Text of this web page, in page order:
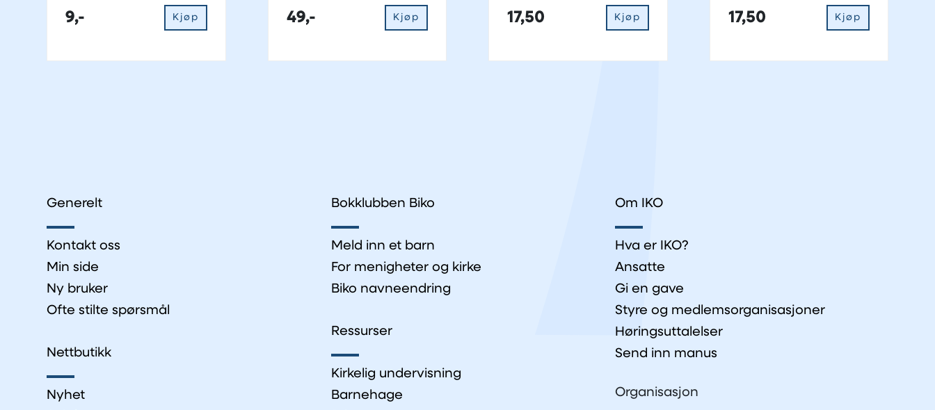
9,- Kjøp 49,- Kjøp 17,50 Kjøp 17,50 Kjøp
Generelt
Kontakt oss
Min side
Ny bruker
Ofte stilte spørsmål
Nettbutikk
Nyhet
Bokklubben Biko
Meld inn et barn
For menigheter og kirke
Biko navneendring
Ressurser
Kirkelig undervisning
Barnehage
Om IKO
Hva er IKO?
Ansatte
Gi en gave
Styre og medlemsorganisasjoner
Høringsuttalelser
Send inn manus
Organisasjon